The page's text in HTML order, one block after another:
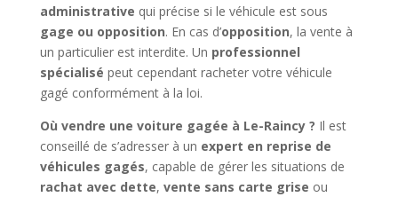
administrative qui précise si le véhicule est sous
gage ou opposition. En cas d’opposition, la vente à
un particulier est interdite. Un professionnel
spécialisé peut cependant racheter votre véhicule
gagé conformément à la loi.
Où vendre une voiture gagée à Le-Raincy ? Il est
conseillé de s’adresser à un expert en reprise de
véhicules gagés, capable de gérer les situations de
rachat avec dette, vente sans carte grise ou